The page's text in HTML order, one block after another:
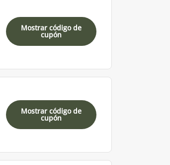
Mostrar código de
cupón
Mostrar código de
cupón